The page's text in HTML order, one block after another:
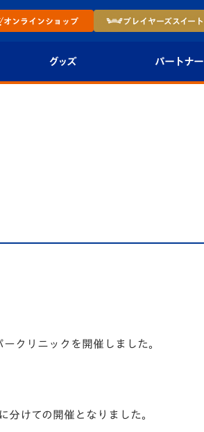
オンラインショップ プレイヤーズスイート
グッズ パートナー
クリニックを開催しました。
分けての開催となりました。